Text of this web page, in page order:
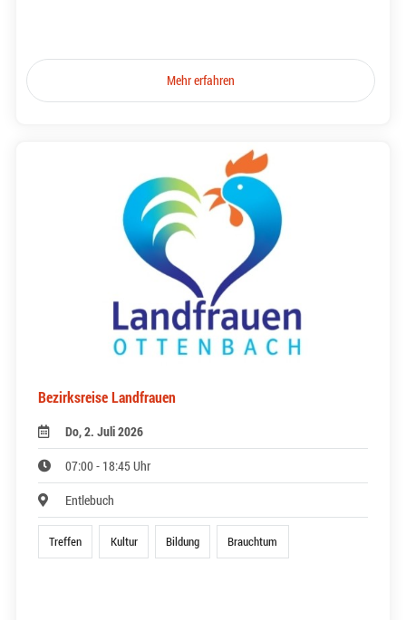
Mehr erfahren
Bezirksreise Landfrauen
Do, 2. Juli 2026
07:00 - 18:45 Uhr
Entlebuch
Treffen Kultur Bildung Brauchtum